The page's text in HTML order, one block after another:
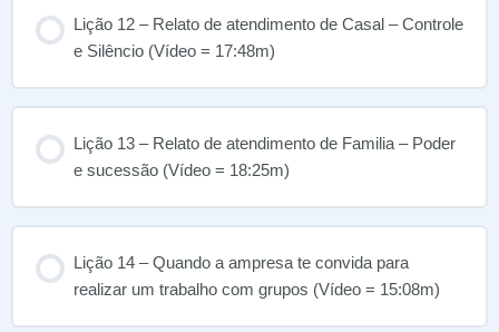
Lição 12 – Relato de atendimento de Casal – Controle
e Silêncio (Vídeo = 17:48m)
Lição 13 – Relato de atendimento de Familia – Poder
e sucessão (Vídeo = 18:25m)
Lição 14 – Quando a ampresa te convida para
realizar um trabalho com grupos (Vídeo = 15:08m)